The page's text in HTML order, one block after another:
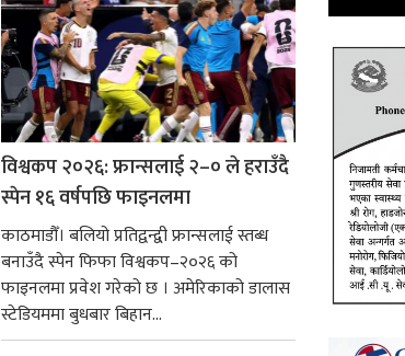
विश्वकप २०२६: फ्रान्सलाई २–० ले हराउँदै
स्पेन १६ वर्षपछि फाइनलमा
काठमाडौँ। बलियो प्रतिद्वन्द्वी फ्रान्सलाई स्तब्ध
बनाउँदै स्पेन फिफा विश्वकप–२०२६ को
फाइनलमा प्रवेश गरेको छ । अमेरिकाको डालास
स्टेडियममा बुधबार बिहान...